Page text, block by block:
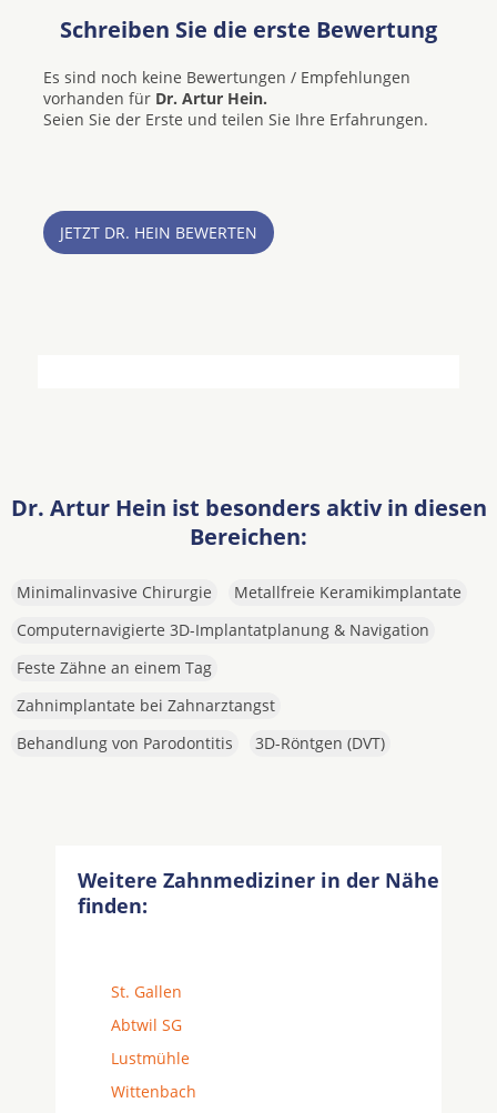
Schreiben Sie die erste Bewertung
Es sind noch keine Bewertungen / Empfehlungen
vorhanden für Dr. Artur Hein.
Seien Sie der Erste und teilen Sie Ihre Erfahrungen.
JETZT DR. HEIN BEWERTEN
Dr. Artur Hein ist besonders aktiv in diesen
Bereichen:
Minimalinvasive Chirurgie
Metallfreie Keramikimplantate
Computernavigierte 3D-Implantatplanung & Navigation
Feste Zähne an einem Tag
Zahnimplantate bei Zahnarztangst
Behandlung von Parodontitis
3D-Röntgen (DVT)
Weitere Zahnmediziner in der Nähe
finden:
St. Gallen
Abtwil SG
Lustmühle
Wittenbach